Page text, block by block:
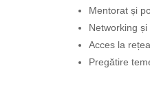
Mentorat și
Networking
Acces la
Pregătire